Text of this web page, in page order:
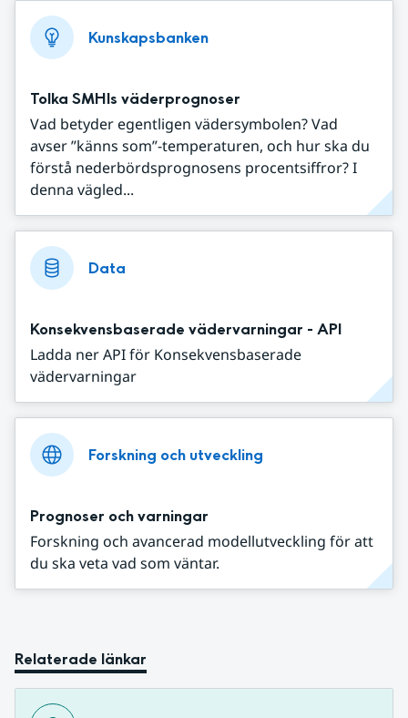
Kunskapsbanken
Tolka SMHIs väderprognoser
Vad betyder egentligen vädersymbolen? Vad
avser ”känns som”-temperaturen, och hur ska du
förstå nederbördsprognosens procentsiffror? I
denna vägled...
Data
Konsekvensbaserade vädervarningar - API
Ladda ner API för Konsekvensbaserade
vädervarningar
Forskning och utveckling
Prognoser och varningar
Forskning och avancerad modellutveckling för att
du ska veta vad som väntar.
Relaterade länkar